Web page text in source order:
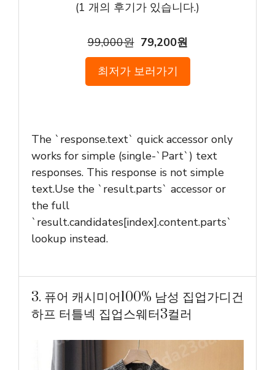
(1 개의 후기가 있습니다.)
99,000원 79,200원
최저가 보러가기
The `response.text` quick accessor only
works for simple (single-`Part`) text
responses. This response is not simple
text.Use the `result.parts` accessor or
the full
`result.candidates[index].content.parts`
lookup instead.
3. 퓨어 캐시미어100% 남성 집업가디건
하프 터틀넥 집업스웨터3컬러